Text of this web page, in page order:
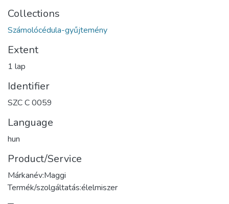
Collections
Számolócédula-gyűjtemény
Extent
1 lap
Identifier
SZC C 0059
Language
hun
Product/Service
Márkanév:Maggi
Termék/szolgáltatás:élelmiszer